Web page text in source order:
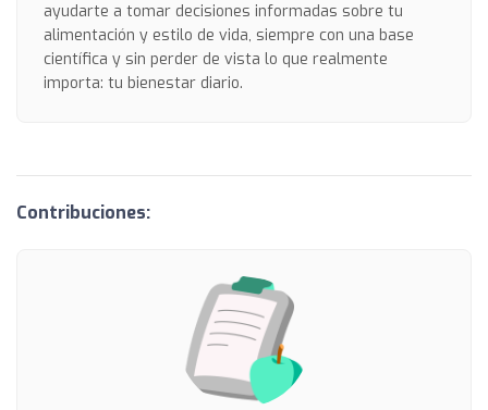
ayudarte a tomar decisiones informadas sobre tu
alimentación y estilo de vida, siempre con una base
científica y sin perder de vista lo que realmente
importa: tu bienestar diario.
Contribuciones: